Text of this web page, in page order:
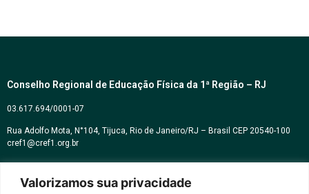
Valorizamos sua privacidade
Conselho Regional de Educação Física da 1ª Região – RJ
03.617.694/0001-07
Rua Adolfo Mota, N°104, Tijuca, Rio de Janeiro/RJ – Brasil CEP 20540-100
cref1@cref1.org.br
Assessoria de comunicação:
decom@cref1.org.br